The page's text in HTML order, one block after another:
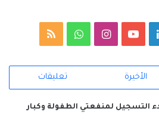
لينكدإن‫YouTubeانستقرامواتسابملخص
RSS الأخيرة تعليقات
التسجيل لمنفعتي الطفولة وكبار